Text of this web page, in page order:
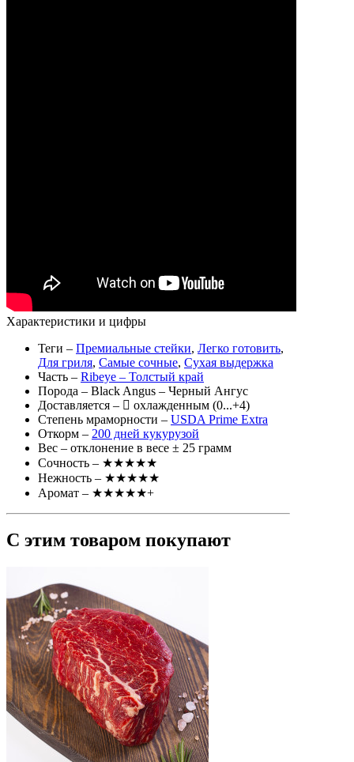
Характеристики и цифры
Теги – Премиальные стейки, Легко готовить,
Для гриля, Самые сочные, Сухая выдержка
Часть – Ribeye – Толстый край
Порода – Black Angus – Черный Ангус
Доставляется –
охлажденным (0...+4)
Степень мраморности – USDA Prime Extra
Откорм – 200 дней кукурузой
Вес – отклонение в весе ± 25 грамм
Сочность – ★★★★★
Нежность – ★★★★★
Аромат – ★★★★★+
С этим товаром покупают